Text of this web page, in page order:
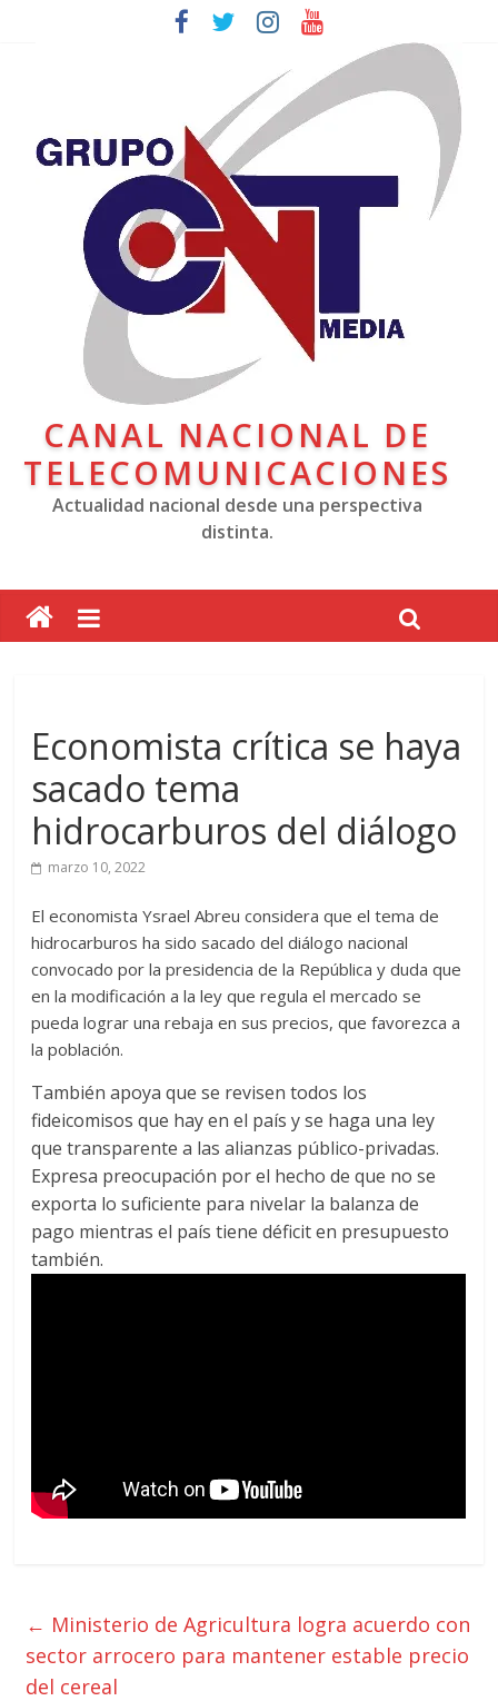
CANAL NACIONAL DE
TELECOMUNICACIONES
Actualidad nacional desde una perspectiva
distinta.
Economista crítica se haya
sacado tema
hidrocarburos del diálogo
marzo 10, 2022
El economista Ysrael Abreu considera que el tema de
hidrocarburos ha sido sacado del diálogo nacional
convocado por la presidencia de la República y duda que
en la modificación a la ley que regula el mercado se
pueda lograr una rebaja en sus precios, que favorezca a
la población.
También apoya que se revisen todos los
fideicomisos que hay en el país y se haga una ley
que transparente a las alianzas público-privadas.
Expresa preocupación por el hecho de que no se
exporta lo suficiente para nivelar la balanza de
pago mientras el país tiene déficit en presupuesto
también.
← Ministerio de Agricultura logra acuerdo con
sector arrocero para mantener estable precio
del cereal